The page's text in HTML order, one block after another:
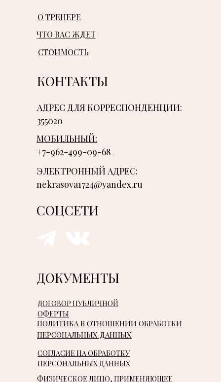
ДОГОВОР ПУБЛИЧНОЙ
ОФЕРТЫ
СОГЛАСИЕ НА ОБРАБОТКУ
ПЕРСОНАЛЬНЫХ ДАННЫХ
ФИЗИЧЕСКОЕ ЛИЦО, ПРИМЕНЯЮЩЕЕ
ПОЛИТИКА В ОТНОШЕНИИ ОБРАБОТКИ
ПЕРСОНАЛЬНЫХ ДАННЫХ
КОНТАКТЫ
ДОКУМЕНТЫ
АДРЕС ДЛЯ КОРРЕСПОНДЕНЦИИ:
355020
МОБИЛЬНЫЙ:
+7-962-499-09-68
ЭЛЕКТРОННЫЙ АДРЕС:
nekrasova1724@yandex.ru
СОЦСЕТИ
О ТРЕНЕРЕ
ЧТО ВАС ЖДЕТ
СТОИМОСТЬ